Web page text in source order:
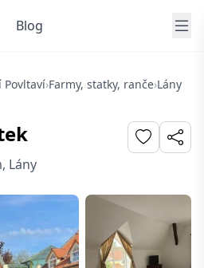
Blog
Povltaví›Farmy, statky, ranče›Lány
Lány